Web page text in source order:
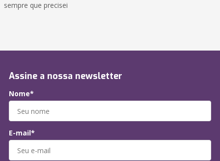
sempre que precisei
Assine a nossa newsletter
Nome*
E-mail*